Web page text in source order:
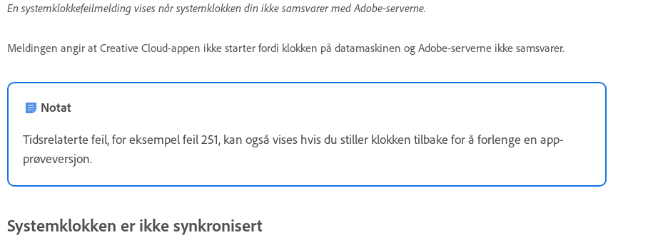
En systemklokkefeilmelding vises når systemklokken din ikke samsvarer med Adobe-serverne.
Meldingen angir at Creative Cloud-appen ikke starter fordi klokken på datamaskinen og Adobe-serverne ikke samsvarer.
Notat
Tidsrelaterte feil, for eksempel feil 251, kan også vises hvis du stiller klokken tilbake for å forlenge en app-
prøveversjon.
Systemklokken er ikke synkronisert